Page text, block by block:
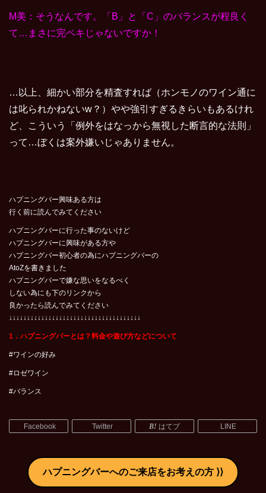
M美：そうなんです。「B」と「C」のバランスが程良く
て…まさに完ペキじゃないですか！
…以上、細かい部分を精査すれば（ホンモノのワイン通に
は叱られかねないw？）やや強引すぎるきらいもあるけれ
ど、こういう「例外をはなっから無視した断言的な法則」
って…ぼくは案外嫌いじゃありません。
ハプニングバー興味ある方は
行く前に読んでみてください
ハプニングバーに行った事のないけど
ハプニングバーに興味がある方や
ハプニングバー初心者の為にハプニングバーの
AtoZを書きました
ハプニングバーで嫌な思いをなるべく
しない為にも下のリンクから
良かったら読んでみてください
↓↓↓↓↓↓↓↓↓↓↓↓↓↓↓↓↓↓↓↓↓↓↓↓↓↓↓↓↓↓↓↓↓↓↓↓↓
1．ハプニングバーとは？料金や遊び方などについて
#ワインの好み
#ロゼワイン
#バランス
Facebook Twitter はてブ LINE
ハプニングバーへのご来店をお考えの方